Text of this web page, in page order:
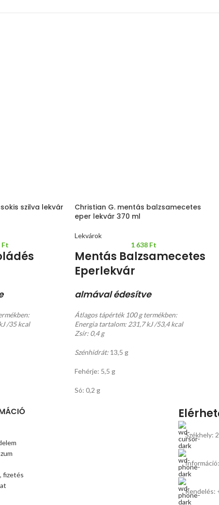
szilva lekvár
Ft
/35 kcal
Christian G. mentás balzsamecetes
eper lekvár 370 ml
Lekvárok
1 638 Ft
Mentás Balzsamecetes
Eperlekvár
almával édesítve
Átlagos tápérték 100 g termékben:
Energia tartalom: 231,7 kJ /53,4 kcal
Zsír: 0,4 g
Szénhidrát: 13,5 g
Fehérje: 5,5 g
Só: 0,2 g
fizetés
Székhely:
Rendelés: